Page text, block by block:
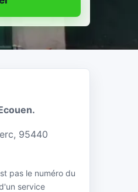
95440
pas le numéro du
service